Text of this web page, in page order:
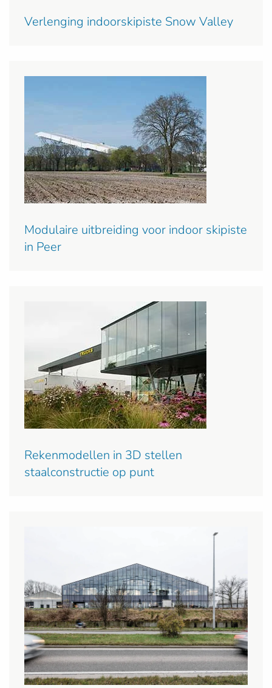
Verlenging indoorskipiste Snow Valley
Modulaire uitbreiding voor indoor skipiste
in Peer
Rekenmodellen in 3D stellen
staalconstructie op punt